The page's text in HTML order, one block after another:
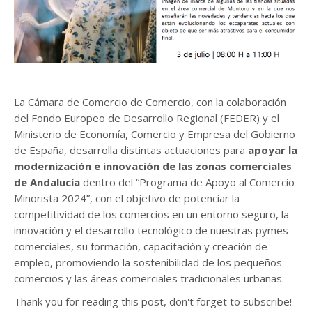
La Cámara de Comercio de Comercio, con la colaboración
del Fondo Europeo de Desarrollo Regional (FEDER) y el
Ministerio de Economía, Comercio y Empresa del Gobierno
de España, desarrolla distintas actuaciones para apoyar la
modernización e innovación de las zonas comerciales
de Andalucía dentro del “Programa de Apoyo al Comercio
Minorista 2024”, con el objetivo de potenciar la
competitividad de los comercios en un entorno seguro, la
innovación y el desarrollo tecnológico de nuestras pymes
comerciales, su formación, capacitación y creación de
empleo, promoviendo la sostenibilidad de los pequeños
comercios y las áreas comerciales tradicionales urbanas.
Thank you for reading this post, don't forget to subscribe!